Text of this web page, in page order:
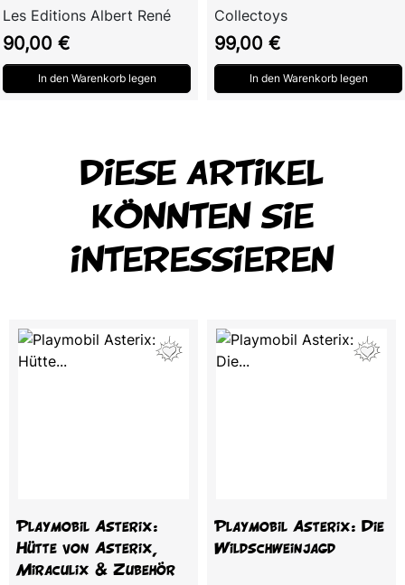
Les Editions Albert René
Preis
90,00 €
In den Warenkorb legen
Collectoys
Preis
99,00 €
In den Warenkorb legen
DIESE ARTIKEL
KÖNNTEN SIE
INTERESSIEREN
Playmobil Asterix:
Hütte von Asterix,
Miraculix & Zubehör
Playmobil Asterix: Die
Wildschweinjagd